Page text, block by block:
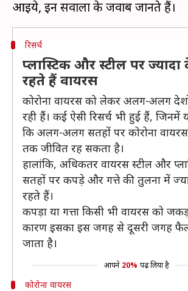
रिसर्च
प्लास्टिक और स्टील पर ज्यादा
रहते हैं वायरस
कोरोना वायरस को लेकर अलग-अलग
रही हैं। कई ऐसी रिसर्च भी हुई हैं, जिनमें
कि अलग-अलग सतहों पर कोरोना
तक जीवित रह सकता है।
हालांकि, अधिकतर वायरस स्टील और
सतहों पर कपड़े और गत्ते की तुलना में
रहते हैं।
कपड़ा या गत्ता किसी भी वायरस को
कारण इसका इस जगह से दूसरी जगह
जाता है।
आपने 20% पढ़ लिया है
कोरोना वायरस